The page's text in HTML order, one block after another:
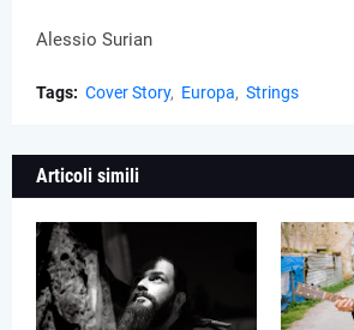
Alessio Surian
Tags: Cover Story Europa Strings
Articoli simili